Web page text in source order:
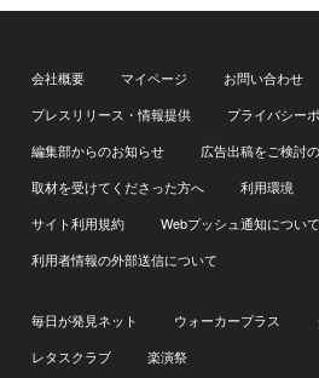
会社概要 マイページ
お問い合わせ
プレスリリース・情報提供
プライバシー
編集部からのお知らせ
広告出稿をご検討
取材を受けてくださった方へ
利用環境
サイト利用規約
Webプッシュ通知について
利用者情報の外部送信について
毎日が発見ネット ウォーカープラス
レタスクラブ
楽演祭